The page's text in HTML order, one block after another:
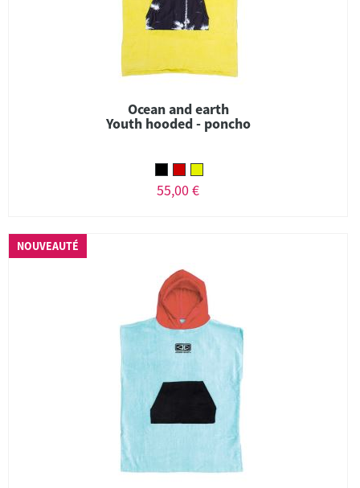
Ocean and earth
Youth hooded - poncho
55,00 €
NOUVEAUTÉ